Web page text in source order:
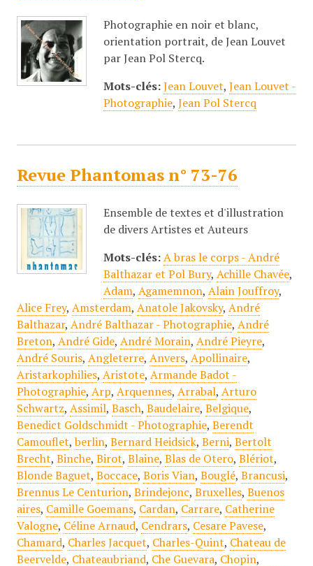
Photographie en noir et blanc,
orientation portrait, de Jean Louvet
par Jean Pol Stercq.
Mots-clés: Jean Louvet, Jean Louvet -
Photographie, Jean Pol Stercq
Revue Phantomas n° 73-76
Ensemble de textes et d'illustration
de divers Artistes et Auteurs
Mots-clés: A bras le corps - André
Balthazar et Pol Bury, Achille Chavée,
Adam, Agamemnon, Alain Jouffroy,
Alice Frey, Amsterdam, Anatole Jakovsky, André
Balthazar, André Balthazar - Photographie, André
Breton, André Gide, André Morain, André Pieyre,
André Souris, Angleterre, Anvers, Apollinaire,
Aristarkophilies, Aristote, Armande Badot -
Photographie, Arp, Arquennes, Arrabal, Arturo
Schwartz, Assimil, Basch, Baudelaire, Belgique,
Benedict Goldschmidt - Photographie, Berendt
Camouflet,berlin, Bernard Heidsick, Berni, Bertolt
Brecht, Binche, Birot, Blaine, Blas de Otero, Blériot,
Blonde Baguet, Boccace, Boris Vian, Bouglé, Brancusi,
Brennus Le Centurion, Brindejonc, Bruxelles, Buenos
aires, Camille Goemans, Cardan, Carrare, Catherine
Valogne, Céline Arnaud, Cendrars, Cesare Pavese,
Chamard, Charles Jacquet, Charles-Quint, Chateau de
Beervelde, Chateaubriand, Che Guevara, Chopin,